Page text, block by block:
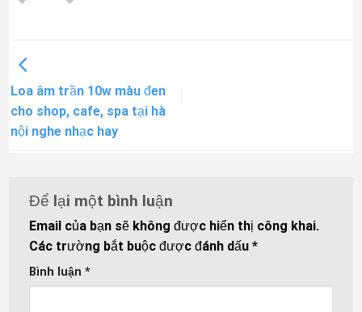
Loa âm trần 10w màu đen
cho shop, cafe, spa tại hà
nội nghe nhạc hay
Để lại một bình luận
Email của bạn sẽ không được hiển thị công khai.
Các trường bắt buộc được đánh dấu *
Bình luận *